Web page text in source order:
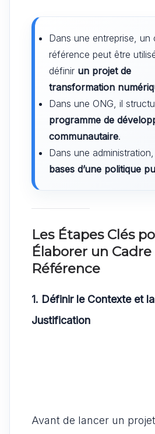
Dans une entreprise, un
référence peut être
définir un projet de
transformation
Dans une ONG, il
programme de
communautaire.
Dans une
bases d’une politique
Les Étapes Clés
Élaborer un
Référence
1. Définir le Contexte et la
Justification
Avant de lancer un